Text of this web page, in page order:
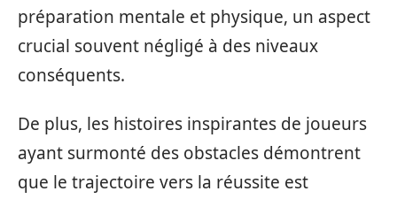
préparation mentale et physique, un aspect
crucial souvent négligé à des niveaux
conséquents.
De plus, les histoires inspirantes de joueurs
ayant surmonté des obstacles démontrent
que le trajectoire vers la réussite est